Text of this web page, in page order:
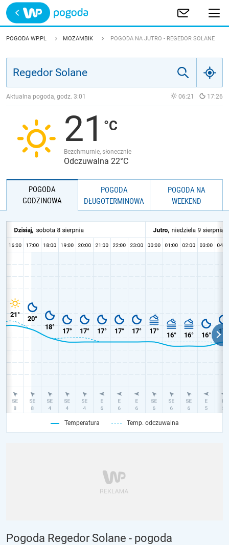
Trwa ładowanie
POLSKA
JAKOŚĆ POWIETRZA
POGODA WP.PL MOZAMBIK POGODA NA JUTRO - REGEDOR SOLANE
Aktualna pogoda, godz. 3:01 06:21 17:26
21
Bezchmurnie, słonecznie
Odczuwalna 22°C
POGODA
GODZINOWA
POGODA
DŁUGOTERMINOWA
POGODA NA
WEEKEND
Temperatura Temp. odczuwalna
Pogoda Regedor Solane - pogoda